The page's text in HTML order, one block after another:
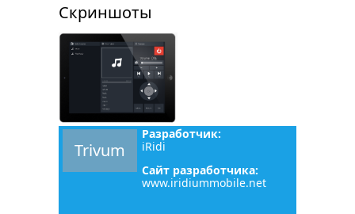
Скриншоты
Trivum
Разработчик:
iRidi
Сайт разработчика:
www.iridiummobile.net